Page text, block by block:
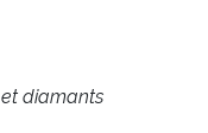
diamants